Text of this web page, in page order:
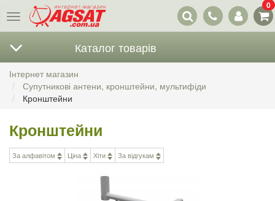
Меню
Наші
контакти
0
Каталог товарів
Інтернет магазин
Супутникові антени, кронштейни, мультифіди
Кронштейни
Кронштейни
За алфавітом Ціна Хіти За відгукам